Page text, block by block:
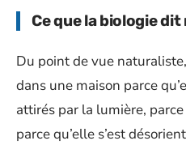
Ce que la biologie
Du point de vue
dans une maison parce
attirés par la lumière,
parce qu’elle s’est